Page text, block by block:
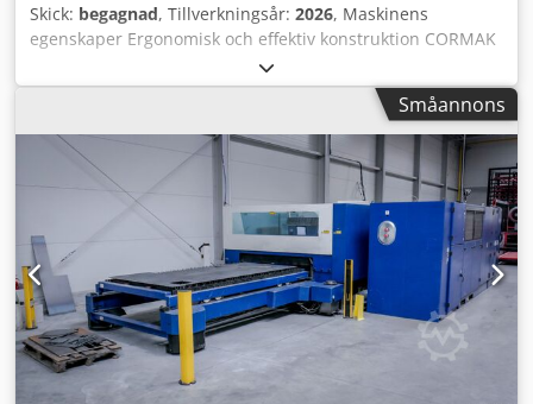
Skick: begagnad, Tillverkningsår: 2026, Maskinens
egenskaper Ergonomisk och effektiv konstruktion CORMAK
SZLIFMASTER-E är en modern maskin avsedd för
avgratning, slipning och polering av plåt. Ett mobilt huvud
med två fästen gör det möjligt att använda två olika typer
av slipborstar samtidigt, vilket avsevärt ökar
bearbetningseffektiviteten. Ett justerbart arm gör det
möjligt att anpassa tryckkraften efter användarens behov,
vilket effektiviserar och påskyndar bearbetningsprocessen
jämfört med manuella metoder. Avancerade funktioner för
maximal precision Maskinen är utrustad med justerbar
rotationshastighet för huvudet i intervallet 0–2500
varv/min, vilket gör det möjligt att anpassa
driftsparametrarna till olika material. Ett vakuumsystem
säkerställer stabil fixering av de bearbetade
komponenterna, vilket ökar säkerheten och precisionen i
Småannons